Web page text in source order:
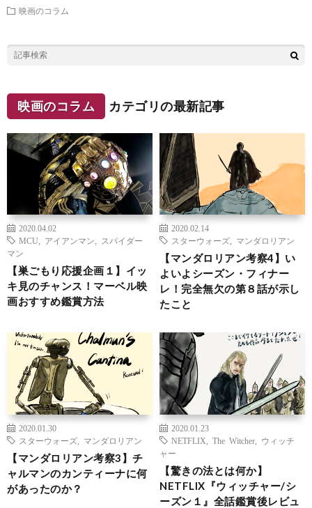
映画のコラム
映画のコラム カテゴリの最新記事
2020.04.02
MCU
アイアンマン
スパイダー
マン
【巣ごもり応援企画１】イッ
キ見のチャンス！マーベル映
画おすすめ鑑賞方法
2020.02.14
スターウォーズ
マンダロリアン
【マンダロリアン考察4】い
よいよシーズン・フィナー
レ！完全無欠の第８話が示し
たこと
2020.01.30
スターウォーズ
マンダロリアン
【マンダロリアン考察3】チ
ャルマンのカンティーナに何
があったのか？
2020.01.23
NETFLIX
The Witcher
ウィッチ
ャー
【驚きの法とは何か】
NETFLIX『ウィッチャー/シ
ーズン１』全話鑑賞後レビュ